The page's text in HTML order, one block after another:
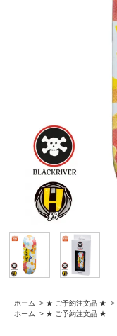
ホーム > ★ ご予約注文品 ★ >
ホーム
> ★ ご予約注文品 ★